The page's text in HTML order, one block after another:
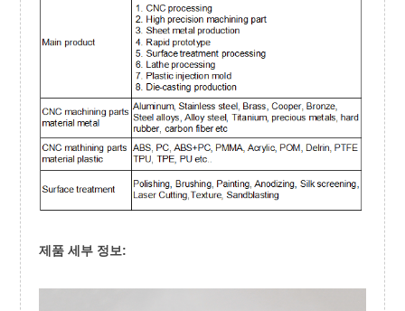
제품 세부 정보: